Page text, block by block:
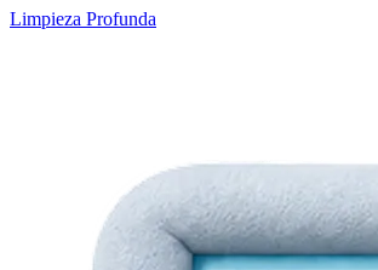
Limpieza Profunda